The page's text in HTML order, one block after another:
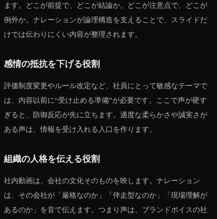
ます。どこが前提で、どこが結論か。どこが注意点で、どこが
例外か。ナレーションが論理構造を支えることで、スライドだ
けでは伝わりにくい内容が整理されます。
感情の抵抗を下げる役割
評価制度変更やルール改定など、社員にとって敏感なテーマで
は、内容以前に“受け止める準備”が必要です。ここで声が硬す
ぎると、防御反応が先に立ちます。適度な柔らかさや誠実さが
ある声は、情報を受け入れる入口を作ります。
組織の人格を伝える役割
社内動画は、会社の文化そのものを映します。ナレーション
は、その会社が「厳格なのか」「伴走型なのか」「現場理解が
あるのか」を音で伝えます。つまり声は、ブランドボイスの社